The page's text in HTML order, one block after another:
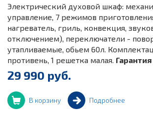
Электрический духовой шкаф:
управление, 7 режимов
нагреватель, гриль, конвекция,
отключением), переключатели -
утапливаемые, обьем 60л.
противень, 1 решетка малая.
29 990 руб.
В корзину Подробнее